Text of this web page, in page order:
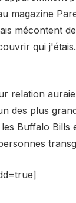
magazine
mécontent
qui
relation
des plus
Buffalo Bills